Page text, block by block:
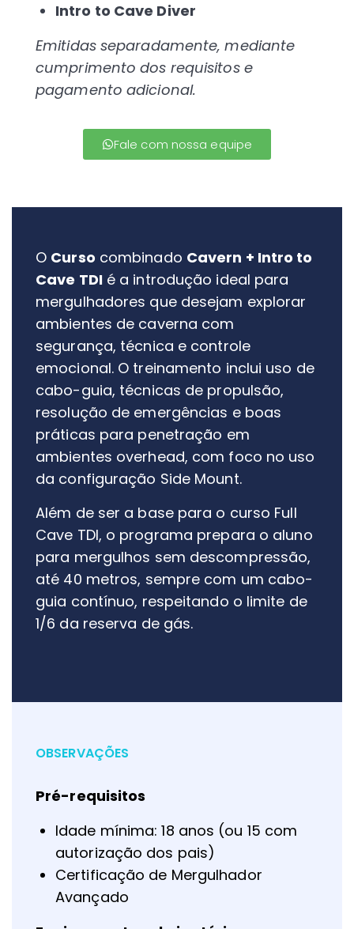
Intro to Cave Diver
Emitidas separadamente, mediante
cumprimento dos requisitos e
pagamento adicional.
Fale com nossa equipe
O Curso combinado Cavern + Intro to
Cave TDIé a introdução ideal para
mergulhadores que desejam explorar
ambientes de caverna com
segurança, técnica e controle
emocional. O treinamento inclui uso de
cabo-guia, técnicas de propulsão,
resolução de emergências e boas
práticas para penetração em
ambientes overhead, com foco no uso
da configuração Side Mount.
Além de ser a base para o curso Full
Cave TDI, o programa prepara o aluno
para mergulhos sem descompressão,
até 40 metros, sempre com um cabo-
guia contínuo, respeitando o limite de
1/6 da reserva de gás.
OBSERVAÇÕES
Pré-requisitos
Idade mínima: 18 anos (ou 15 com
autorização dos pais)
Certificação de Mergulhador
Avançado